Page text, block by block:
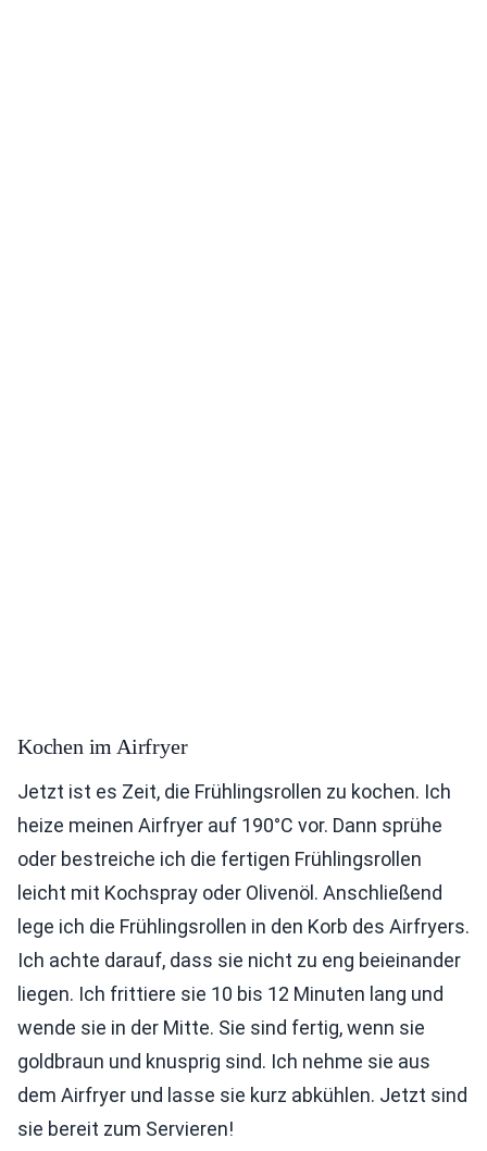
Kochen im Airfryer
Jetzt ist es Zeit, die Frühlingsrollen zu kochen. Ich
heize meinen Airfryer auf 190°C vor. Dann sprühe
oder bestreiche ich die fertigen Frühlingsrollen
leicht mit Kochspray oder Olivenöl. Anschließend
lege ich die Frühlingsrollen in den Korb des Airfryers.
Ich achte darauf, dass sie nicht zu eng beieinander
liegen. Ich frittiere sie 10 bis 12 Minuten lang und
wende sie in der Mitte. Sie sind fertig, wenn sie
goldbraun und knusprig sind. Ich nehme sie aus
dem Airfryer und lasse sie kurz abkühlen. Jetzt sind
sie bereit zum Servieren!